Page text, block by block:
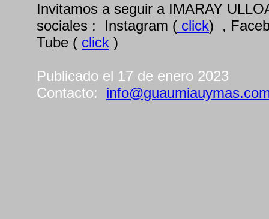
Invitamos a seguir a IMARAY
sociales : Instagram ( click) ,
Tube ( click )
Publicado el 17 de enero 2023
Contacto: